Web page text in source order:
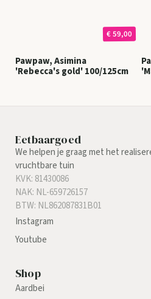
€ 59,00
Pawpaw, Asimina
'Rebecca's gold' 100/125cm
Eetbaargoed
We helpen je graag met het
vruchtbare tuin
KVK: 81430086
NAK: NL-659726157
BTW: NL862087831B01
Instagram
Youtube
Shop
Aardbei